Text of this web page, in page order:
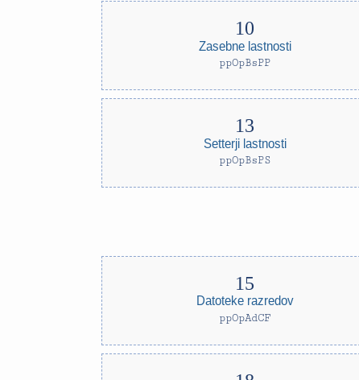
Zasebne lastnosti
ppOpBsPP
Setterji lastnosti
ppOpBsPS
Datoteke razredov
ppOpAdCF